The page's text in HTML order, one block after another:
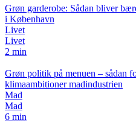
Grøn garderobe: Sådan bliver
i København
Livet
Livet
2 min
Grøn politik på menuen – sådan
klimaambitioner madindustrien
Mad
Mad
6 min